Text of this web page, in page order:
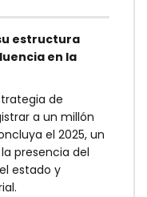
estructura
en la
de
a un millón
el 2025, un
presencia del
estado y